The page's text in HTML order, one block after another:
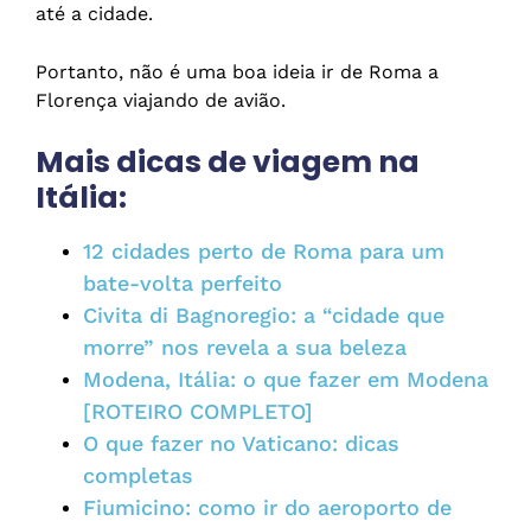
até a cidade.
Portanto, não é uma boa ideia ir de Roma a
Florença viajando de avião.
Mais dicas de viagem na
Itália:
12 cidades perto de Roma para um
bate-volta perfeito
Civita di Bagnoregio: a “cidade que
morre” nos revela a sua beleza
Modena, Itália: o que fazer em Modena
[ROTEIRO COMPLETO]
O que fazer no Vaticano: dicas
completas
Fiumicino: como ir do aeroporto de